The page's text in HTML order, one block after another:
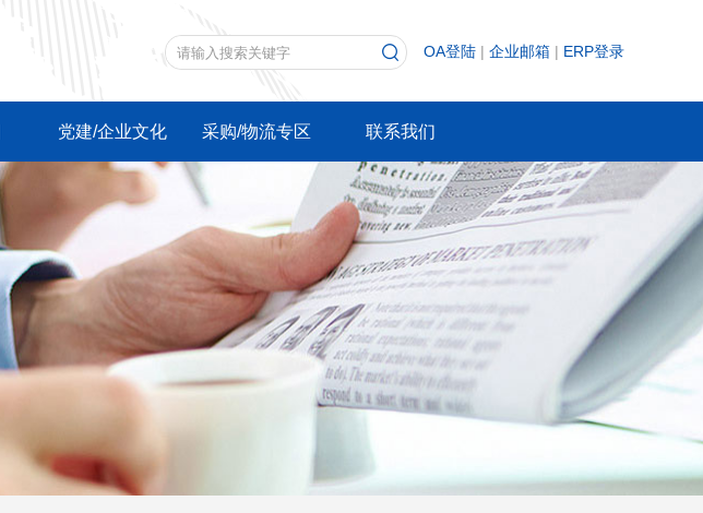
OA登陆 | 企业邮箱 | ERP登录
党建/企业文化 采购/物流专区 联系我们